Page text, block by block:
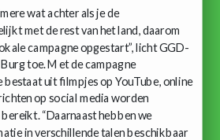
wat achter als je de
met de rest van het land, daarom
campagne opgestart”, licht GGD-
Burg toe. Met de campagne
bestaat uit filmpjes op YouTube, online
op social media worden
“Daarnaast hebben we
in verschillende talen beschikbaar